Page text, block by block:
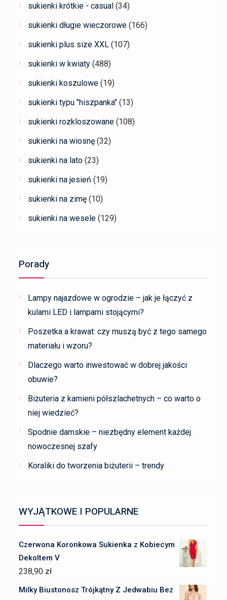
sukienki krótkie - casual (34)
sukienki długie wieczorowe (166)
sukienki plus size XXL (107)
sukienki w kwiaty (488)
sukienki koszulowe (19)
sukienki typu "hiszpanka" (13)
sukienki rozkloszowane (108)
sukienki na wiosnę (32)
sukienki na lato (23)
sukienki na jesień (19)
sukienki na zimę (10)
sukienki na wesele (129)
Porady
Lampy najazdowe w ogrodzie – jak je łączyć z
kulami LED i lampami stojącymi?
Poszetka a krawat: czy muszą być z tego samego
materiału i wzoru?
Dlaczego warto inwestować w dobrej jakości
obuwie?
Biżuteria z kamieni półszlachetnych – co warto o
niej wiedzieć?
Spodnie damskie – niezbędny element każdej
nowoczesnej szafy
Koraliki do tworzenia biżuterii – trendy
WYJĄTKOWE I POPULARNE
Czerwona Koronkowa Sukienka z Kobiecym
Dekoltem V
238,90 zł
Milky Biustonosz Trójkątny Z Jedwabiu Bez